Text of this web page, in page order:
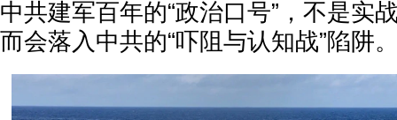
中共建军百年的“政治口号”，不是实
而会落入中共的“吓阻与认知战”陷阱